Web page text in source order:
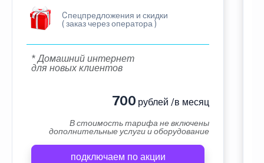
Cпецпредложения и скидки
( заказ через оператора )
* Домашний интернет
для новых клиентов
700 рублей /в месяц
В стоимость тарифа не включены
дополнительные услуги и оборудование
подключаем по акции